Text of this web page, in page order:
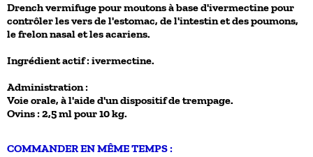
Drench vermifuge pour moutons à base d'ivermectine pour
contrôler les vers de l'estomac, de l'intestin et des poumons,
le frelon nasal et les acariens.
Ingrédient actif : ivermectine.
Administration :
Voie orale, à l'aide d'un dispositif de trempage.
Ovins : 2,5 ml pour 10 kg.
COMMANDER EN MÊME TEMPS :